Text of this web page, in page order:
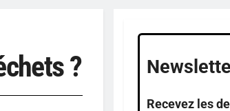
?
Recevez les